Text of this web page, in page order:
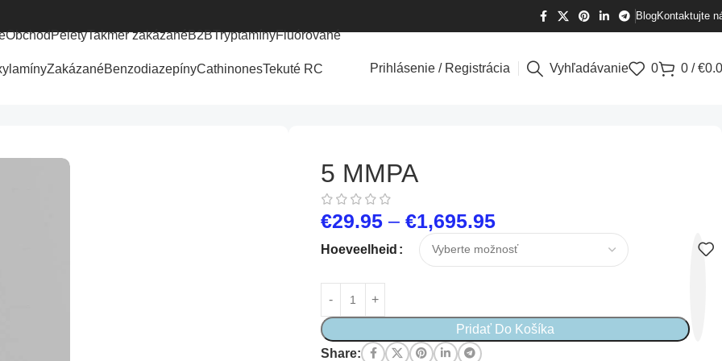
BlogKontaktujte
ObchodPeletyTakmer zakázanéB2BTryptamínyFluórované
ZakázanéBenzodiazepínyCathinonesTekuté RC Prihlásenie / Registrácia Vyhľadávanie 0 0 / €
5 MMPA
€29.95 – €1,695.95
Hoeveelheid
Pridať Do Košíka
Share: